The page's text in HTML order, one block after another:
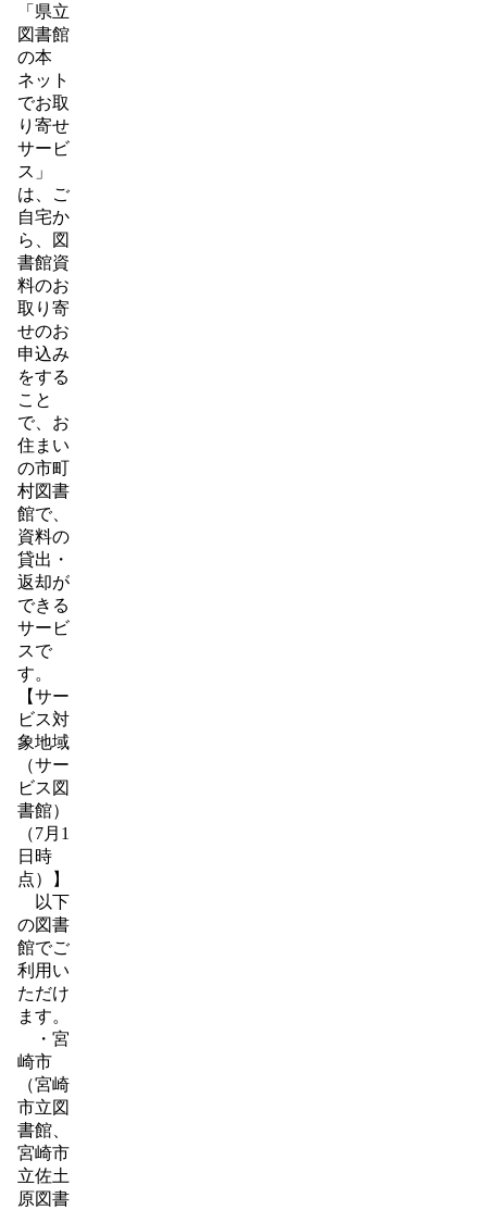
「県立
図書館
の本
ネット
でお取
り寄せ
サービ
ス」
は、ご
自宅か
ら、図
書館資
料のお
取り寄
せのお
申込み
をする
こと
で、お
住まい
の市町
村図書
館で、
資料の
貸出・
返却が
できる
サービ
スで
す。
【サー
ビス対
象地域
（サー
ビス図
書館）
（7月1
日時
点）】
以下
の図書
館でご
利用い
ただけ
ます。
・宮
崎市
（宮崎
市立図
書館、
宮崎市
立佐土
原図書